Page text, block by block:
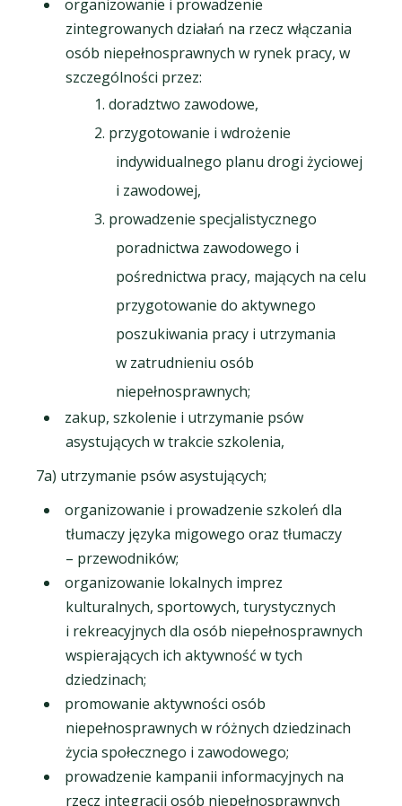
organizowanie i prowadzenie
zintegrowanych działań na rzecz włączania
osób niepełnosprawnych w rynek pracy, w
szczególności przez:
doradztwo zawodowe,
przygotowanie i wdrożenie
indywidualnego planu drogi życiowej
i zawodowej,
prowadzenie specjalistycznego
poradnictwa zawodowego i
pośrednictwa pracy, mających na celu
przygotowanie do aktywnego
poszukiwania pracy i utrzymania
w zatrudnieniu osób
niepełnosprawnych;
zakup, szkolenie i utrzymanie psów
asystujących w trakcie szkolenia,
7a) utrzymanie psów asystujących;
organizowanie i prowadzenie szkoleń dla
tłumaczy języka migowego oraz tłumaczy
– przewodników;
organizowanie lokalnych imprez
kulturalnych, sportowych, turystycznych
i rekreacyjnych dla osób niepełnosprawnych
wspierających ich aktywność w tych
dziedzinach;
promowanie aktywności osób
niepełnosprawnych w różnych dziedzinach
życia społecznego i zawodowego;
prowadzenie kampanii informacyjnych na
rzecz integracji osób niepełnosprawnych